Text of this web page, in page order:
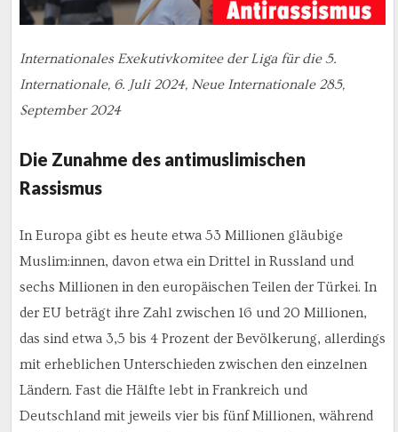
Internationales Exekutivkomitee der Liga für die 5.
Internationale, 6. Juli 2024, Neue Internationale 285,
September 2024
Die Zunahme des antimuslimischen
Rassismus
In Europa gibt es heute etwa 53 Millionen gläubige
Muslim:innen, davon etwa ein Drittel in Russland und
sechs Millionen in den europäischen Teilen der Türkei. In
der EU beträgt ihre Zahl zwischen 16 und 20 Millionen,
das sind etwa 3,5 bis 4 Prozent der Bevölkerung, allerdings
mit erheblichen Unterschieden zwischen den einzelnen
Ländern. Fast die Hälfte lebt in Frankreich und
Deutschland mit jeweils vier bis fünf Millionen, während